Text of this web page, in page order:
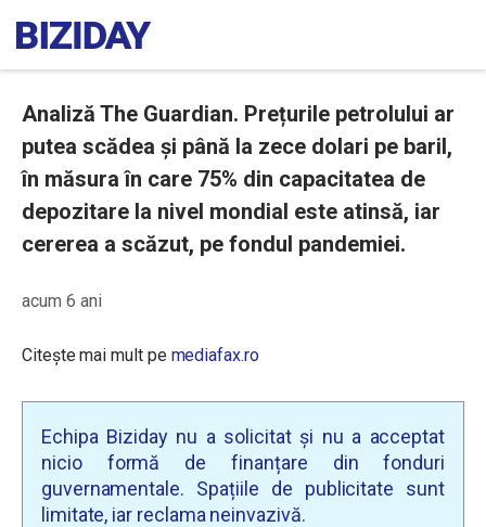
Analiză The Guardian. Prețurile petrolului ar
putea scădea și până la zece dolari pe baril,
în măsura în care 75% din capacitatea de
depozitare la nivel mondial este atinsă, iar
cererea a scăzut, pe fondul pandemiei.
acum 6 ani
Citește mai mult pe mediafax.ro
Echipa Biziday nu a solicitat și nu a acceptat
nicio formă de finanțare din fonduri
guvernamentale. Spațiile de publicitate sunt
limitate, iar reclama neinvazivă.